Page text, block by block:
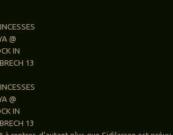
@
IN
13
@
IN
13